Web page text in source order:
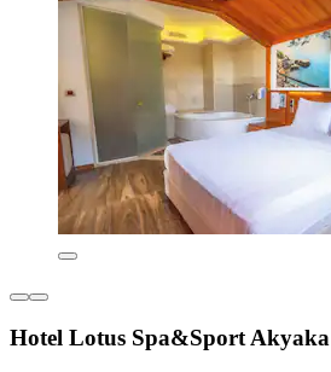
Hotel Lotus Spa&Sport Akyaka